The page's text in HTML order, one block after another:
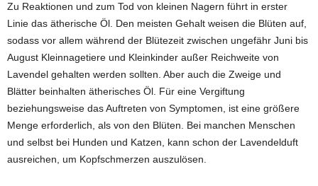
Zu Reaktionen und zum Tod von kleinen Nagern führt in erster
Linie das ätherische Öl. Den meisten Gehalt weisen die Blüten auf,
sodass vor allem während der Blütezeit zwischen ungefähr Juni bis
August Kleinnagetiere und Kleinkinder außer Reichweite von
Lavendel gehalten werden sollten. Aber auch die Zweige und
Blätter beinhalten ätherisches Öl. Für eine Vergiftung
beziehungsweise das Auftreten von Symptomen, ist eine größere
Menge erforderlich, als von den Blüten. Bei manchen Menschen
und selbst bei Hunden und Katzen, kann schon der Lavendelduft
ausreichen, um Kopfschmerzen auszulösen.